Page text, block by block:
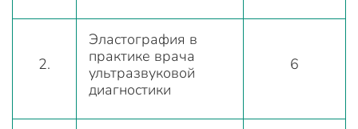
2.
Эластография в
практике врача
ультразвуковой
диагностики
6